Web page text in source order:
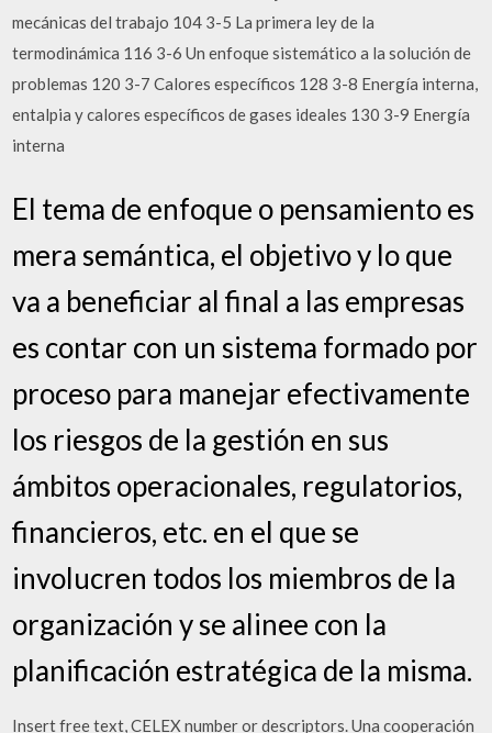
mecánicas del trabajo 104 3-5 La primera ley de la
termodinámica 116 3-6 Un enfoque sistemático a la solución de
problemas 120 3-7 Calores específicos 128 3-8 Energía interna,
entalpia y calores específicos de gases ideales 130 3-9 Energía
interna
El tema de enfoque o pensamiento es
mera semántica, el objetivo y lo que
va a beneficiar al final a las empresas
es contar con un sistema formado por
proceso para manejar efectivamente
los riesgos de la gestión en sus
ámbitos operacionales, regulatorios,
financieros, etc. en el que se
involucren todos los miembros de la
organización y se alinee con la
planificación estratégica de la misma.
Insert free text, CELEX number or descriptors. Una cooperación